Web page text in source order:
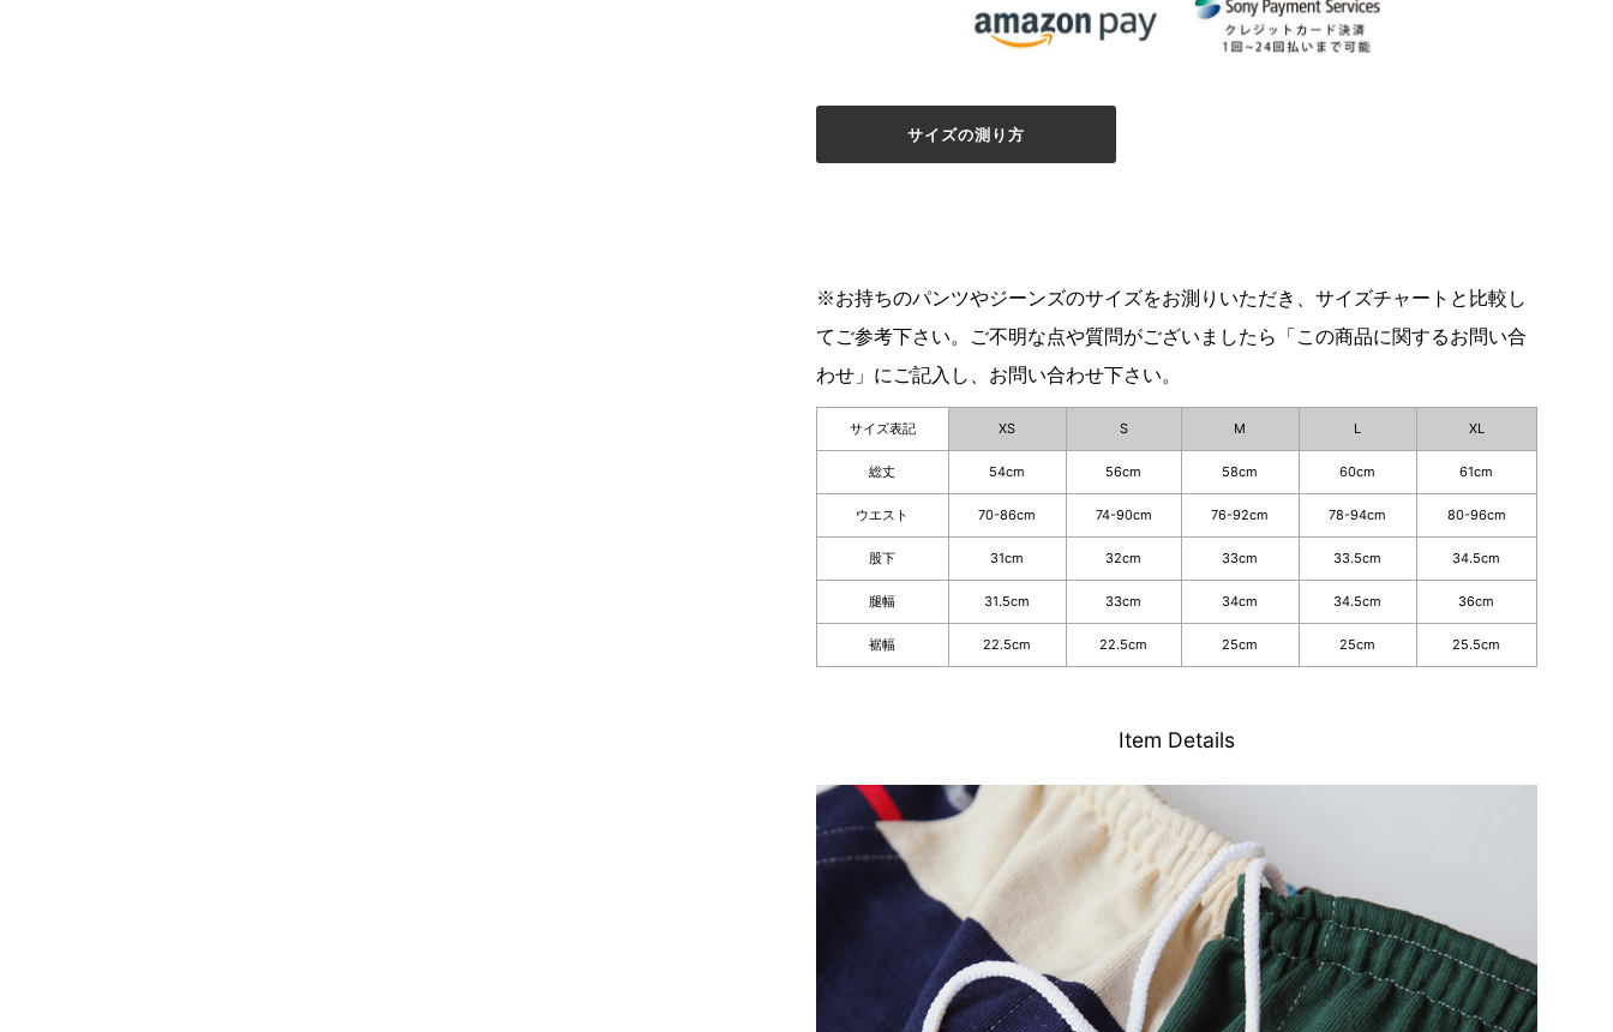
サイズの測り方
※お持ちのパンツやジーンズのサイズをお測りいただき、サイズチャートと比較し
てご参考下さい。ご不明な点や質問がございましたら「この商品に関するお問い合
わせ」にご記入し、お問い合わせ下さい。
サイズ表記 XS S M L XL
総丈 54cm 56cm 58cm 60cm 61cm
ウエスト 70-86cm 74-90cm 76-92cm 78-94cm 80-96cm
股下 31cm 32cm 33cm 33.5cm 34.5cm
腿幅 31.5cm 33cm 34cm 34.5cm 36cm
裾幅 22.5cm 22.5cm 25cm 25cm 25.5cm
Item Details